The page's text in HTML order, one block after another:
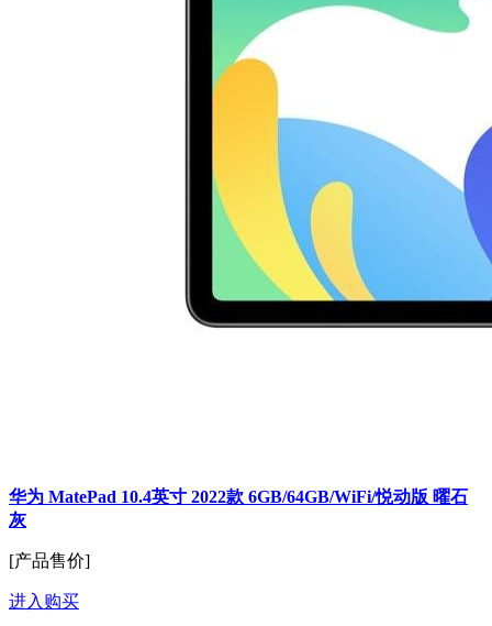
华为 MatePad 10.4英寸 2022款 6GB/64GB/WiFi/悦动版 曜石
灰
[产品售价]
进入购买